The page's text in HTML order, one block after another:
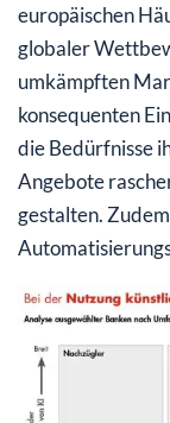
europäischen
globaler
umkämpften
konsequenten
die Bedürfnisse
Angebote
gestalten.